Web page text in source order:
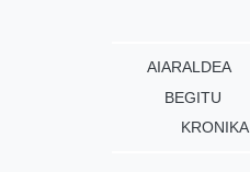
AIARALDEA
BEGITU
KRONIKA